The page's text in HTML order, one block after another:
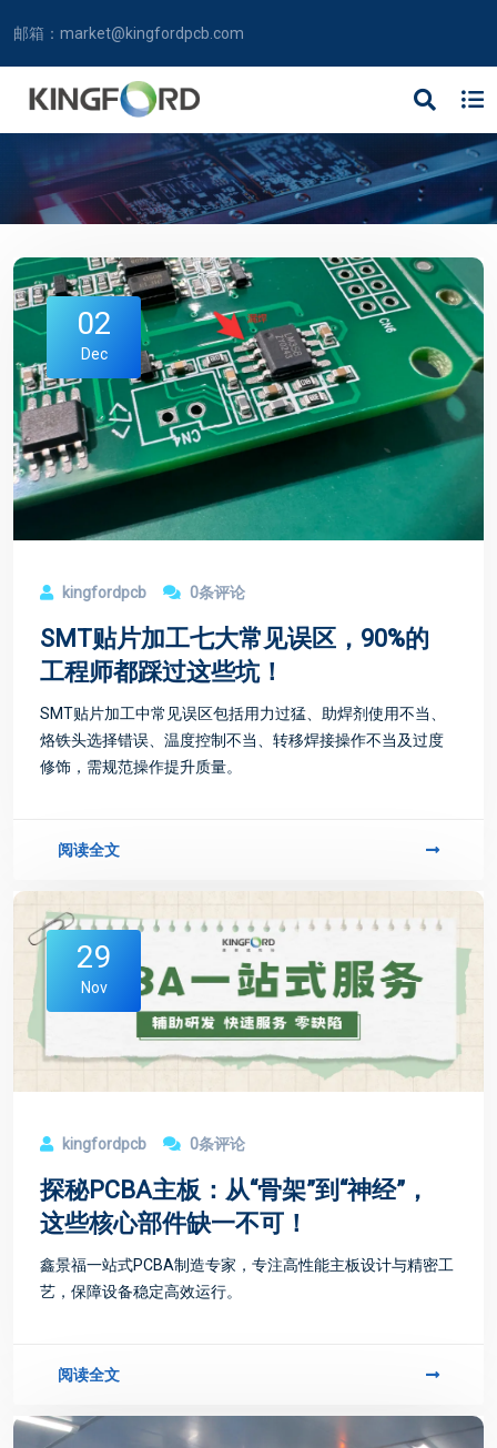
邮箱： market@kingfordpcb.com
02
Dec
kingfordpcb 0条评论
SMT贴片加工七大常见误区，90%的
工程师都踩过这些坑！
SMT贴片加工中常见误区包括用力过猛、助焊剂使用不当、
烙铁头选择错误、温度控制不当、转移焊接操作不当及过度
修饰，需规范操作提升质量。
阅读全文
29
Nov
kingfordpcb 0条评论
探秘PCBA主板：从“骨架”到“神经”，
这些核心部件缺一不可！
鑫景福一站式PCBA制造专家，专注高性能主板设计与精密工
艺，保障设备稳定高效运行。
阅读全文